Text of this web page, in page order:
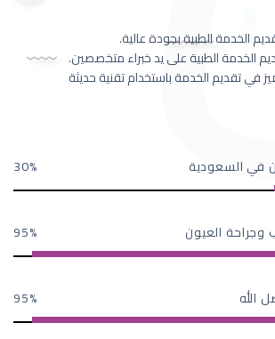
الخدمة الطبية بجودة عالية.
الخدمة الطبية على يد خبراء متخصصين.
في تقديم الخدمة باستخدام تقنية حديثة
في السعودية 30
العيون 95
الله 95